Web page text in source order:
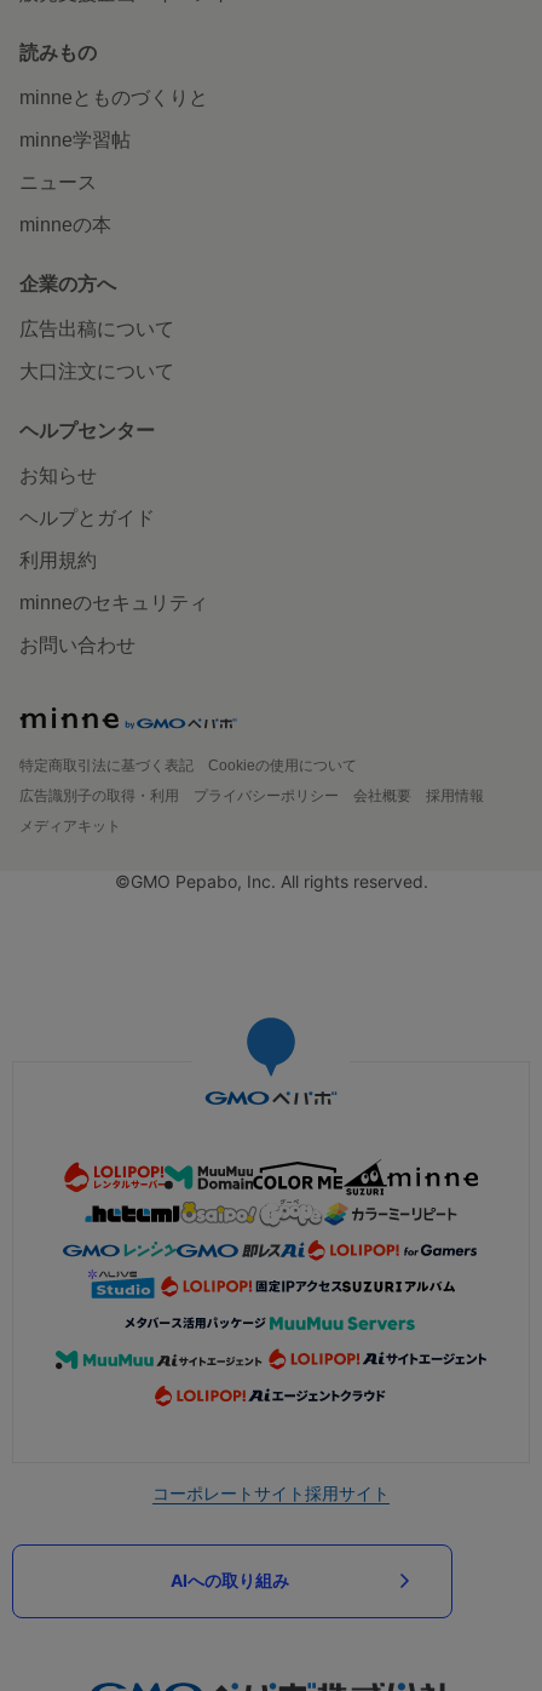
読みもの
minneとものづくりと
minne学習帖
ニュース
minneの本
企業の方へ
広告出稿について
大口注文について
ヘルプセンター
お知らせ
ヘルプとガイド
利用規約
minneのセキュリティ
お問い合わせ
特定商取引法に基づく表記
Cookieの使用について
広告識別子の取得・利用
プライバシーポリシー 会社概要
採用情報
メディアキット
©GMO Pepabo, Inc. All rights reserved.
コーポレートサイト採用サイト
AIへの取り組み